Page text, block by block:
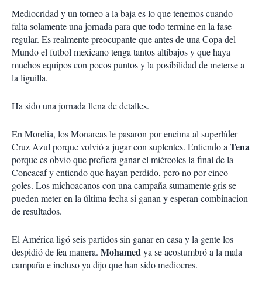
m
p
a
r
t
i
r
Mediocridad y un torneo a la baja es lo que tenemos cuando
falta solamente una jornada para que todo termine en la fase
regular. Es realmente preocupante que antes de una Copa del
Mundo el futbol mexicano tenga tantos altibajos y que haya
muchos equipos con pocos puntos y la posibilidad de meterse a
la liguilla.
Ha sido una jornada llena de detalles.
En Morelia, los Monarcas le pasaron por encima al superlíder
Cruz Azul porque volvió a jugar con suplentes. Entiendo a Tena
porque es obvio que prefiera ganar el miércoles la final de la
Concacaf y entiendo que hayan perdido, pero no por cinco
goles. Los michoacanos con una campaña sumamente gris se
pueden meter en la última fecha si ganan y esperan combinacion
de resultados.
El América ligó seis partidos sin ganar en casa y la gente los
despidió de fea manera. Mohamedya se acostumbró a la mala
campaña e incluso ya dijo que han sido mediocres.